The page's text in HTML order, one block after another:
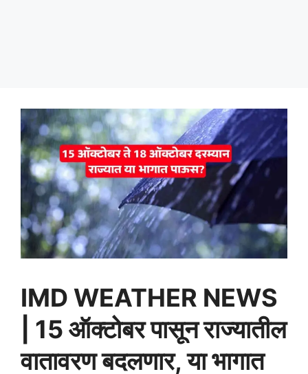
IMD WEATHER NEWS
| 15 ऑक्टोबर पासून राज्यातील
वातावरण बदलणार, या भागात